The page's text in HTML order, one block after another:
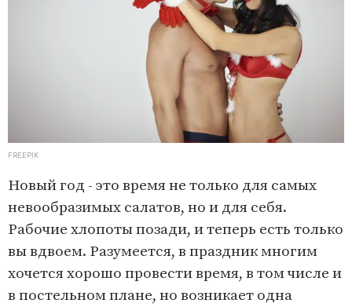
FREEPIK
Новый год - это время не только для самых
невообразимых салатов, но и для себя.
Рабочие хлопоты позади, и теперь есть только
вы вдвоем. Разумеется, в праздник многим
хочется хорошо провести время, в том числе и
в постельном плане, но возникает одна